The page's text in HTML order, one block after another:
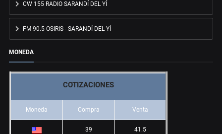
CW 155 RADIO SARANDÍ DEL YÍ
FM 90.5 OSIRIS - SARANDÍ DEL YÍ
MONEDA
COTIZACIONES
Moneda Compra Venta
39 41.5